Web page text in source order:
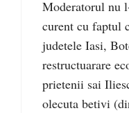
Moderatorul nu
curent cu faptul
judetele Iasi,
restructuarare
prietenii sai
olecuta betivi